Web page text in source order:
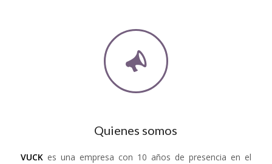
Quienes somos
VUCKes una empresa con 10 años de presencia en el